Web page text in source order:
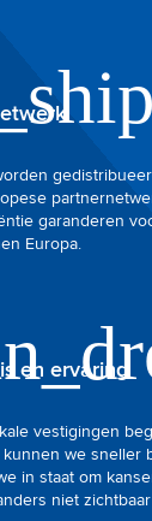
garanderen
Europa.
en ervaring
vestigingen
we sneller
in staat om
niet